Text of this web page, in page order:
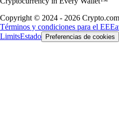
Copyright © 2024 - 2026
Términos y condiciones para el EEE
LimitsEstado Preferencias de cookies